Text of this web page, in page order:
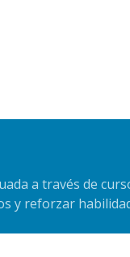
a través de
y reforzar